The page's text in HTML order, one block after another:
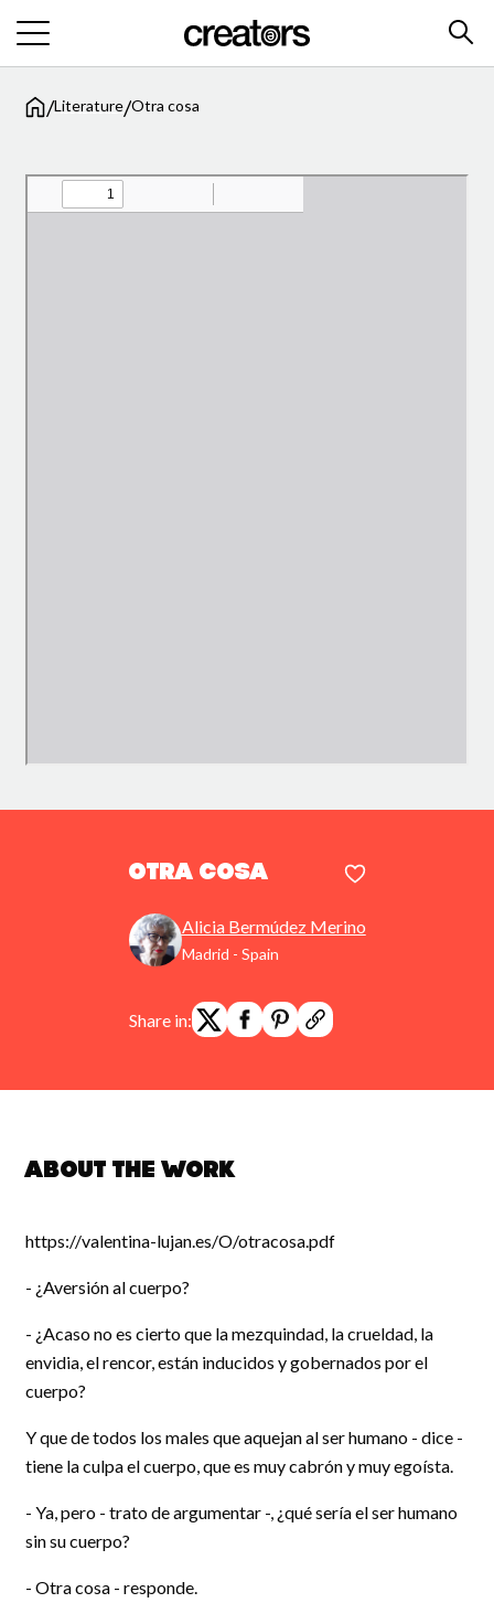
/Literature/Otra cosa
Otra cosa
Alicia Bermúdez Merino
Madrid - Spain
Share in:
About the work
https://valentina-lujan.es/O/otracosa.pdf
- ¿Aversión al cuerpo?
- ¿Acaso no es cierto que la mezquindad, la crueldad, la
envidia, el rencor, están inducidos y gobernados por el
cuerpo?
Y que de todos los males que aquejan al ser humano - dice -
tiene la culpa el cuerpo, que es muy cabrón y muy egoísta.
- Ya, pero - trato de argumentar -, ¿qué sería el ser humano
sin su cuerpo?
- Otra cosa - responde.